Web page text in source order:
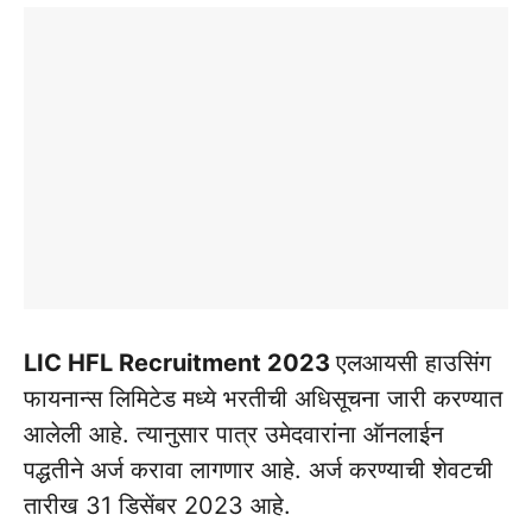
LIC HFL Recruitment 2023एलआयसी हाउसिंग
फायनान्स लिमिटेड मध्ये भरतीची अधिसूचना जारी करण्यात
आलेली आहे. त्यानुसार पात्र उमेदवारांना ऑनलाईन
पद्धतीने अर्ज करावा लागणार आहे. अर्ज करण्याची शेवटची
तारीख 31 डिसेंबर 2023 आहे.